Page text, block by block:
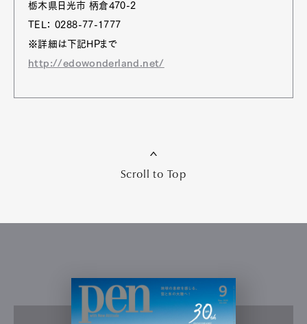
栃木県日光市 柄倉470-2
TEL： 0288-77-1777
※詳細は下記HPまで
http://edowonderland.net/
Scroll to Top